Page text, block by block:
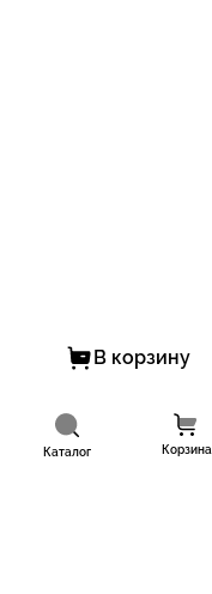
В корзину
Каталог Корзина